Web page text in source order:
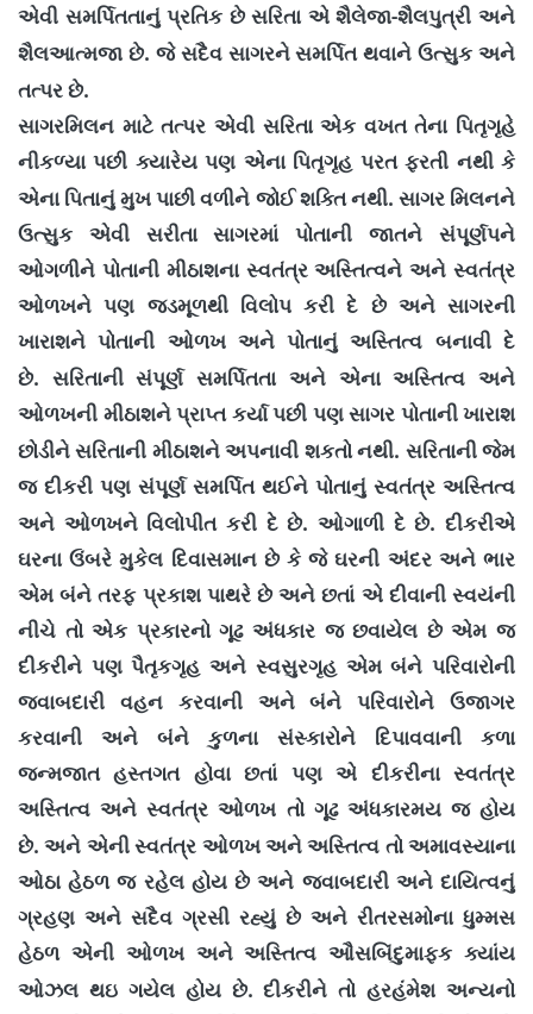
એવી સમર્પિતતાનું પ્રતિક છે સરિતા એ શૈલેજા-શૈલપુત્રી અને
શૈલઆત્મજા છે. જે સદૈવ સાગરને સમર્પિત થવાને ઉત્સુક અને
તત્પર છે.
સાગરમિલન માટે તત્પર એવી સરિતા એક વખત તેના પિતૃગૃહે
નીકળ્યા પછી ક્યારેય પણ એના પિતૃગૃહ પરત ફરતી નથી કે
એના પિતાનું મુખ પાછી વળીને જોઈ શક્તિ નથી. સાગર મિલનને
ઉત્સુક એવી સરીતા સાગરમાં પોતાની જાતને સંપૂર્ણપને
ઓગળીને પોતાની મીઠાશના સ્વતંત્ર અસ્તિત્વને અને સ્વતંત્ર
ઓળખને પણ જડમૂળથી વિલોપ કરી દે છે અને સાગરની
ખારાશને પોતાની ઓળખ અને પોતાનું અસ્તિત્વ બનાવી દે
છે.
સરિતાની સંપૂર્ણ સમર્પિતતા અને એના અસ્તિત્વ અને
ઓળખની મીઠાશને પ્રાપ્ત કર્યા પછી પણ સાગર પોતાની ખારાશ
છોડીને સરિતાની મીઠાશને અપનાવી શકતો નથી. સરિતાની જેમ
જ દીકરી પણ સંપૂર્ણ સમર્પિત થઈને પોતાનું સ્વતંત્ર અસ્તિત્વ
અને ઓળખને વિલોપીત કરી દે છે.ઓગાળી દે છે.દીકરીએ
ઘરના ઉંબરે મુકેલ દિવાસમાન છે કે જે ઘરની અંદર અને ભાર
એમ બંને તરફ પ્રકાશ પાથરે છે અને છતાં એ દીવાની સ્વયંની
નીચે તો એક પ્રકારનો ગૂઢ અંધકાર જ છવાયેલ છે એમ જ
દીકરીને પણ પૈતૃકગૃહ અને સ્વસુરગૃહ એમ બંને પરિવારોની
જવાબદારી વહન કરવાની અને બંને પરિવારોને ઉજાગર
કરવાની અને બંને કુળના સંસ્કારોને દિપાવવાની કળા
જન્મજાત હસ્તગત હોવા છતાં પણ એ દીકરીના સ્વતંત્ર
અસ્તિત્વ અને સ્વતંત્ર ઓળખ તો ગૂઢ અંધકારમય જ હોય
છે.અને એની સ્વતંત્ર ઓળખ અને અસ્તિત્વ તો અમાવસ્યાના
ઓઠા હેઠળ જ રહેલ હોય છે અને જવાબદારી અને દાયિત્વનું
ગ્રહણ અને સદૈવ ગ્રસી રહ્યું છે અને રીતરસમોના ધુમ્મસ
હેઠળ એની ઓળખ અને અસ્તિત્વ ઔસબિંદુમાફક ક્યાંય
ઓઝલ થઇ ગયેલ હોય છે.દીકરીને તો હરહંમેશ અન્યનો